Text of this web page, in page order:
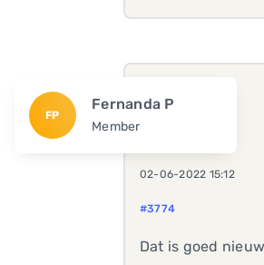
FP
Fernanda P
Member
02-06-2022 15:12
#3774
Dat is goed